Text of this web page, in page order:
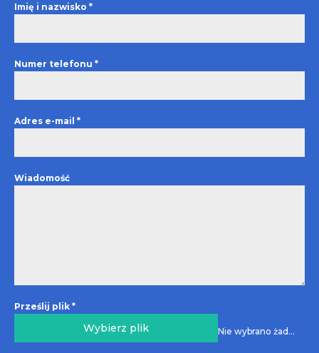
Imię i nazwisko *
Numer telefonu *
Adres e-mail *
Wiadomość
Prześlij plik *
Wybierz plik Nie wybrano żadnego pliku